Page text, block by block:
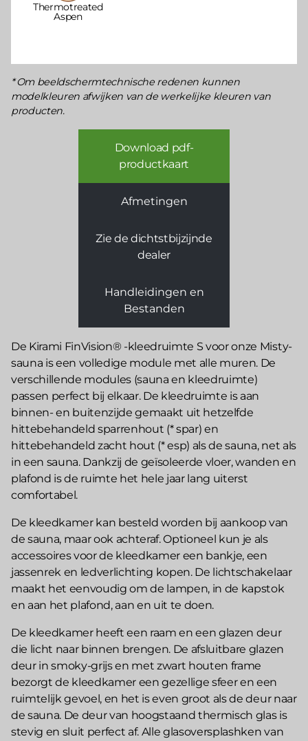
Thermotreated
Aspen
Om beeldschermtechnische redenen kunnen
modelkleuren afwijken van de werkelijke kleuren van
producten.
Download pdf-
productkaart
Afmetingen
Zie de dichtstbijzijnde
dealer
Handleidingen en
Bestanden
De Kirami FinVision® -kleedruimte S voor onze Misty-
sauna is een volledige module met alle muren. De
verschillende modules (sauna en kleedruimte)
passen perfect bij elkaar. De kleedruimte is aan
binnen- en buitenzijde gemaakt uit hetzelfde
hittebehandeld sparrenhout (* spar) en
hittebehandeld zacht hout (* esp) als de sauna, net als
in een sauna. Dankzij de geïsoleerde vloer, wanden en
plafond is de ruimte het hele jaar lang uiterst
comfortabel.
De kleedkamer kan besteld worden bij aankoop van
de sauna, maar ook achteraf. Optioneel kun je als
accessoires voor de kleedkamer een bankje, een
jassenrek en ledverlichting kopen. De lichtschakelaar
maakt het eenvoudig om de lampen, in de kapstok
en aan het plafond, aan en uit te doen.
De kleedkamer heeft een raam en een glazen deur
die licht naar binnen brengen. De afsluitbare glazen
deur in smoky-grijs en met zwart houten frame
bezorgt de kleedkamer een gezellige sfeer en een
ruimtelijk gevoel, en het is even groot als de deur naar
de sauna. De deur van hoogstaand thermisch glas is
stevig en sluit perfect af. Alle glasoversplashken van